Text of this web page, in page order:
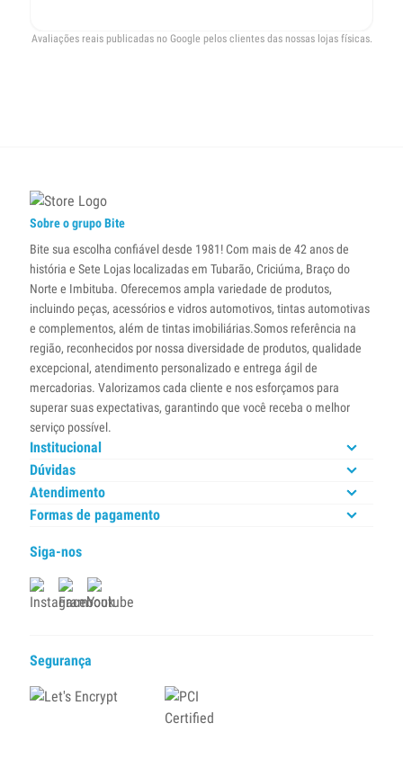
Avaliações reais publicadas no Google pelos clientes das nossas lojas físicas.
Sobre o grupo Bite
Bite sua escolha confiável desde 1981! Com mais de 42 anos de
história e Sete Lojas localizadas em Tubarão, Criciúma, Braço do
Norte e Imbituba. Oferecemos ampla variedade de produtos,
incluindo peças, acessórios e vidros automotivos, tintas automotivas
e complementos, além de tintas imobiliárias.Somos referência na
região, reconhecidos por nossa diversidade de produtos, qualidade
excepcional, atendimento personalizado e entrega ágil de
mercadorias. Valorizamos cada cliente e nos esforçamos para
superar suas expectativas, garantindo que você receba o melhor
serviço possível.
Institucional
Dúvidas
Atendimento
Formas de pagamento
Siga-nos
Segurança